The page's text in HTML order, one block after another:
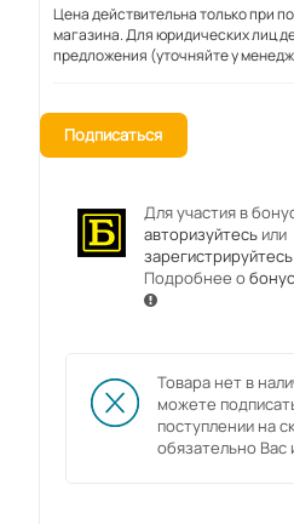
Цена действительна только при
магазина. Для юридических лиц
предложения (уточняйте у
Подписаться
Для участия в
авторизуйтесьили
зарегистрируйтесь
Подробнее о
Товара нет в
можете
поступлении на
обязательно Вас